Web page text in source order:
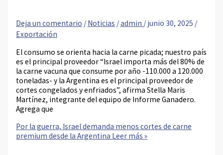
Deja un comentario / Noticias /admin / junio 30, 2025 /
Exportación
El consumo se orienta hacia la carne picada; nuestro país
es el principal proveedor “Israel importa más del 80% de
la carne vacuna que consume por año -110.000 a 120.000
toneladas- y la Argentina es el principal proveedor de
cortes congelados y enfriados”, afirma Stella Maris
Martínez, integrante del equipo de Informe Ganadero.
Agrega que
Por la guerra, Israel demanda menos cortes de carne
premium desde la Argentina Leer más »